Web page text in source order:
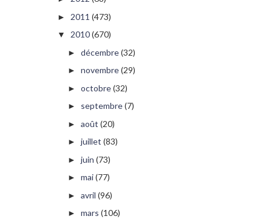
► 2011 (473)
▼ 2010(670)
► décembre(32)
► novembre(29)
► octobre(32)
► septembre(7)
► août (20)
► juillet (83)
► juin (73)
► mai(77)
► avril (96)
► mars (106)